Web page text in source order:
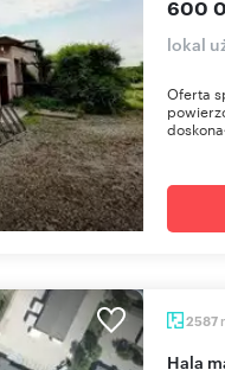
600
lokal
Oferta
2587
Hala magazynowa z biurami 2587 m² - potencjał